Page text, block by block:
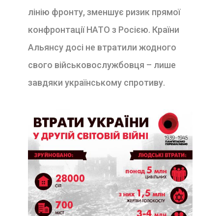
лінію фронту, зменшує ризик прямої
конфронтації НАТО з Росією. Країни
Альянсу досі не втратили жодного
свого військовослужбовця – лише
завдяки українському спротиву.